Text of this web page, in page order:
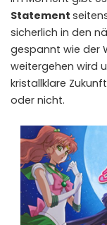
Statement
sicherlich in den
gespannt wie der
weitergehen wird
kristallklare
oder nicht.